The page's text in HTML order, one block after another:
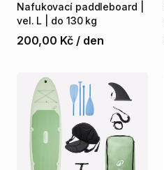
Nafukovací paddleboard
vel. L do 130 kg
200,00 Kč / den